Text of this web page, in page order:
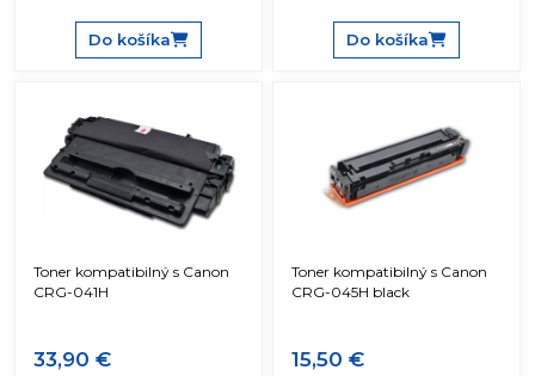
Do košíka Do košíka
Toner kompatibilný s Canon
CRG-041H
33,90 €
Toner kompatibilný s Canon
CRG-045H black
15,50 €